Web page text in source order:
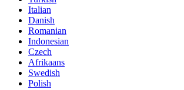
Italian
Danish
Romanian
Indonesian
Czech
Afrikaans
Swedish
Polish